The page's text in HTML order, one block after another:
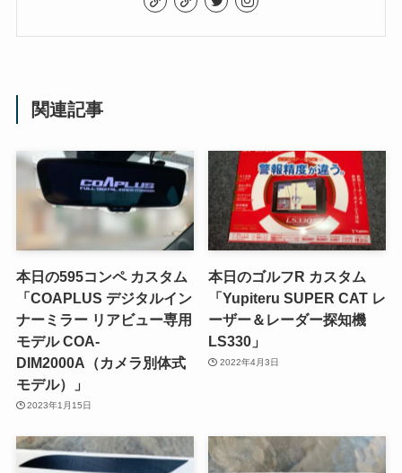
関連記事
本日の595コンペ カスタム
「COAPLUS デジタルイン
ナーミラー リアビュー専用
モデル COA-
DIM2000A（カメラ別体式
モデル）」
2023年1月15日
本日のゴルフR カスタム
「Yupiteru SUPER CAT レ
ーザー＆レーダー探知機
LS330」
2022年4月3日